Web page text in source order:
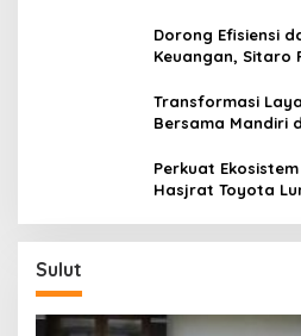
Dorong Efisiensi
Keuangan, Sitaro
Transformasi
Bersama Mandiri
Kepulauan
Perkuat
Hasjrat Toyota
Sulut